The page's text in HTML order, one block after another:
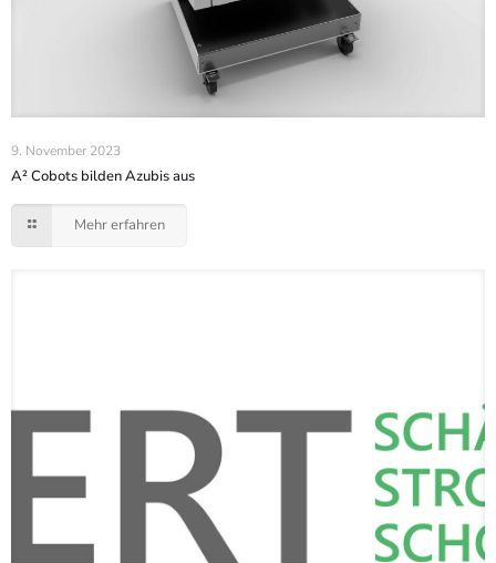
9. November 2023
A² Cobots bilden Azubis aus
Mehr erfahren